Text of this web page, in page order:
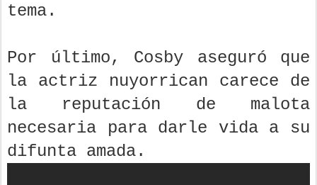
tema.
Por último, Cosby aseguró que
la actriz nuyorrican carece de
la reputación de malota
necesaria para darle vida a su
difunta amada.